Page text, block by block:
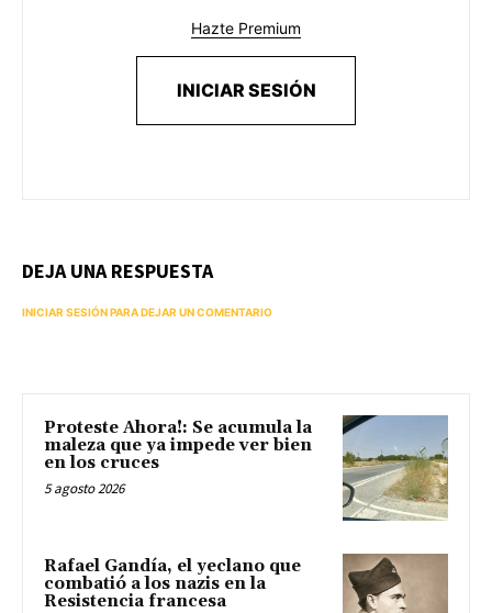
Hazte Premium
INICIAR SESIÓN
DEJA UNA RESPUESTA
INICIAR SESIÓN PARA DEJAR UN COMENTARIO
Proteste Ahora!: Se acumula la
maleza que ya impede ver bien
en los cruces
5 agosto 2026
Rafael Gandía, el yeclano que
combatió a los nazis en la
Resistencia francesa